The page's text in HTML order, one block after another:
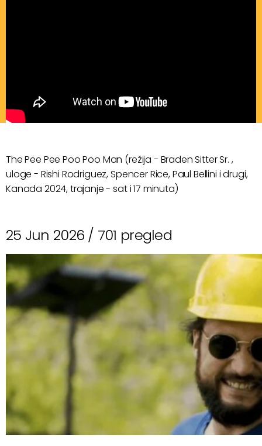
The Pee Pee Poo Poo Man (režija - Braden Sitter Sr. ,
uloge - Rishi Rodriguez, Spencer Rice, Paul Bellini i drugi,
Kanada 2024, trajanje - sat i 17 minuta)
25 Jun 2026 / 701 pregled